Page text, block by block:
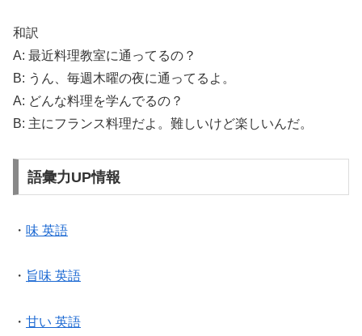
和訳
A: 最近料理教室に通ってるの？
B: うん、毎週木曜の夜に通ってるよ。
A: どんな料理を学んでるの？
B: 主にフランス料理だよ。難しいけど楽しいんだ。
語彙力UP情報
・ 味 英語
・ 旨味 英語
・ 甘い 英語